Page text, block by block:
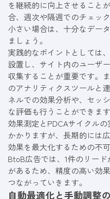
を継続的に向上させること
合、週次や隔週でのチェッ
小さい場合は、十分なデー
ましょう。
実践的なポイントとしては
設置し、サイト内のユーザ
収集することが重要です。
のアナリティクスツールと
ネルでの効果分析や、セッ
な評価も行うことができます
効果測定とPDCAサイクル
かかりますが、長期的には
効果を最大化するための不
BtoB広告では、1件のリー
があるため、精度の高い効
つながっていきます。
自動最適化と手動調整